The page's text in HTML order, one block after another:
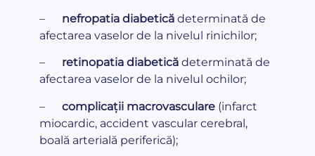
– nefropatia diabetică determinată de
afectarea vaselor de la nivelul rinichilor;
– retinopatia diabetică determinată de
afectarea vaselor de la nivelul ochilor;
– complicații macrovasculare (infarct
miocardic, accident vascular cerebral,
boală arterială periferică);